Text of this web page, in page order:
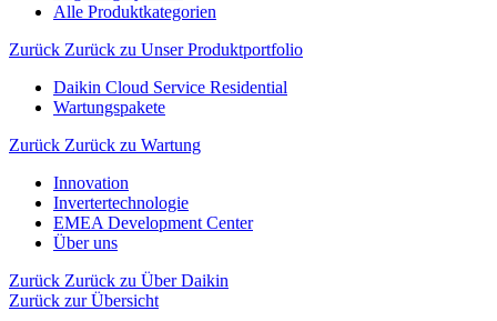
Alle Produktkategorien
Zurück Zurück zu Unser Produktportfolio
Daikin Cloud Service Residential
Wartungspakete
Zurück Zurück zu Wartung
Innovation
Invertertechnologie
EMEA Development Center
Über uns
Zurück Zurück zu Über Daikin
Zurück zur Übersicht